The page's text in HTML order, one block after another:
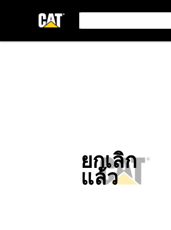
ยกเลิก
แล้ว